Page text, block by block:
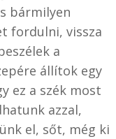
bármilyen
fordulni, vissza
a
állítok egy
ez a szék most
azzal,
el, sőt, még ki